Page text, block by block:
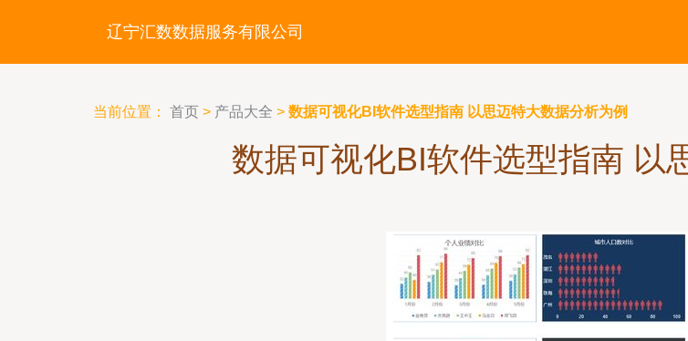
辽宁汇数数据服务有限公司
当前位置： 首页 > 产品大全 > 数据可视化BI软件选型指南 以思迈特大数据分析为例
数据可视化BI软件选型指南 以